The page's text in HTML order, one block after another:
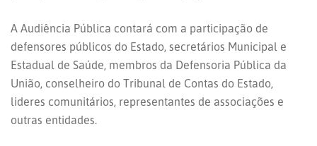
A Audiência Pública contará com a participação de
defensores públicos do Estado, secretários Municipal e
Estadual de Saúde, membros da Defensoria Pública da
União, conselheiro do Tribunal de Contas do Estado,
lideres comunitários, representantes de associações e
outras entidades.